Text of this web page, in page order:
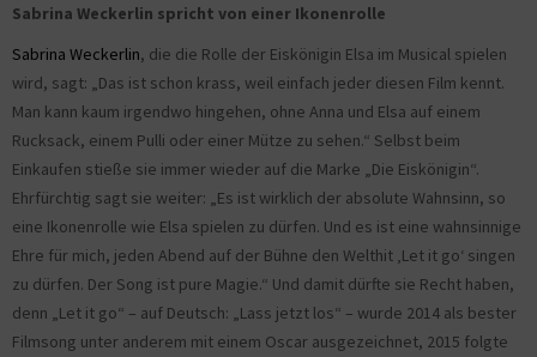
Sabrina Weckerlin spricht von einer Ikonenrolle
Sabrina Weckerlin, die die Rolle der Eiskönigin Elsa im Musical spielen
wird, sagt: „Das ist schon krass, weil einfach jeder diesen Film kennt.
Man kann kaum irgendwo hingehen, ohne Anna und Elsa auf einem
Rucksack, einem Pulli oder einer Mütze zu sehen.“ Selbst beim
Einkaufen stieße sie immer wieder auf die Marke „Die Eiskönigin“.
Ehrfürchtig sagt sie weiter: „Es ist wirklich der absolute Wahnsinn, so
eine Ikonenrolle wie Elsa spielen zu dürfen. Und es ist eine wahnsinnige
Ehre für mich, jeden Abend auf der Bühne den Welthit ‚Let it go‘ singen
zu dürfen. Der Song ist pure Magie.“ Und damit dürfte sie Recht haben,
denn „Let it go“ – auf Deutsch: „Lass jetzt los“ – wurde 2014 als bester
Filmsong unter anderem mit einem Oscar ausgezeichnet, 2015 folgte